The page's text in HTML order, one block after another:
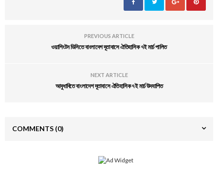
PREVIOUS ARTICLE
ওয়াশিংটন ডিসিতে বাংলাদেশ দূতাবাসে ঐতিহাসিক ৭ই মার্চ পালিত
NEXT ARTICLE
আবুধাবিতে বাংলাদেশ দূতাবাসে ঐতিহাসিক ৭ই মার্চ উদযাপিত
COMMENTS (0)